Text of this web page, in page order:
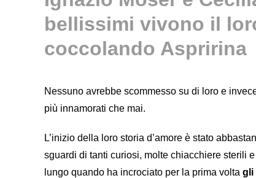
bellissimi vivono il
coccolando Aspririna
Nessuno avrebbe scommesso su di loro e
più innamorati che mai.
L’inizio della loro storia d’amore è stato
sguardi di tanti curiosi, molte chiacchiere sterili
lungo quando ha incrociato per la prima volta gli